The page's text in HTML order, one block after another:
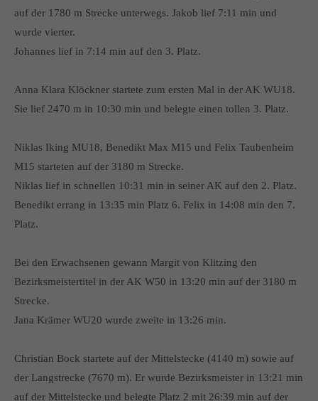
auf der 1780 m Strecke unterwegs. Jakob lief 7:11 min und
wurde vierter.
Johannes lief in 7:14 min auf den 3. Platz.
Anna Klara Klöckner startete zum ersten Mal in der AK WU18.
Sie lief 2470 m in 10:30 min und belegte einen tollen 3. Platz.
Niklas Iking MU18, Benedikt Max M15 und Felix Taubenheim
M15 starteten auf der 3180 m Strecke.
Niklas lief in schnellen 10:31 min in seiner AK auf den 2. Platz.
Benedikt errang in 13:35 min Platz 6. Felix in 14:08 min den 7.
Platz.
Bei den Erwachsenen gewann Margit von Klitzing den
Bezirksmeistertitel in der AK W50 in 13:20 min auf der 3180 m
Strecke.
Jana Krämer WU20 wurde zweite in 13:26 min.
Christian Bock startete auf der Mittelstecke (4140 m) sowie auf
der Langstrecke (7670 m). Er wurde Bezirksmeister in 13:21 min
auf der Mittelstecke und belegte Platz 2 mit 26:39 min auf der